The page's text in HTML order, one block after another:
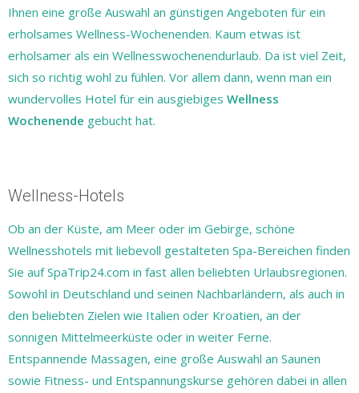
Ihnen eine große Auswahl an günstigen Angeboten für ein
erholsames Wellness-Wochenenden. Kaum etwas ist
erholsamer als ein Wellnesswochenendurlaub. Da ist viel Zeit,
sich so richtig wohl zu fühlen. Vor allem dann, wenn man ein
wundervolles Hotel für ein ausgiebiges Wellness
Wochenende gebucht hat.
Wellness-Hotels
Ob an der Küste, am Meer oder im Gebirge, schöne
Wellnesshotels mit liebevoll gestalteten Spa-Bereichen finden
Sie auf SpaTrip24.com in fast allen beliebten Urlaubsregionen.
Sowohl in Deutschland und seinen Nachbarländern, als auch in
den beliebten Zielen wie Italien oder Kroatien, an der
sonnigen Mittelmeerküste oder in weiter Ferne.
Entspannende Massagen, eine große Auswahl an Saunen
sowie Fitness- und Entspannungskurse gehören dabei in allen